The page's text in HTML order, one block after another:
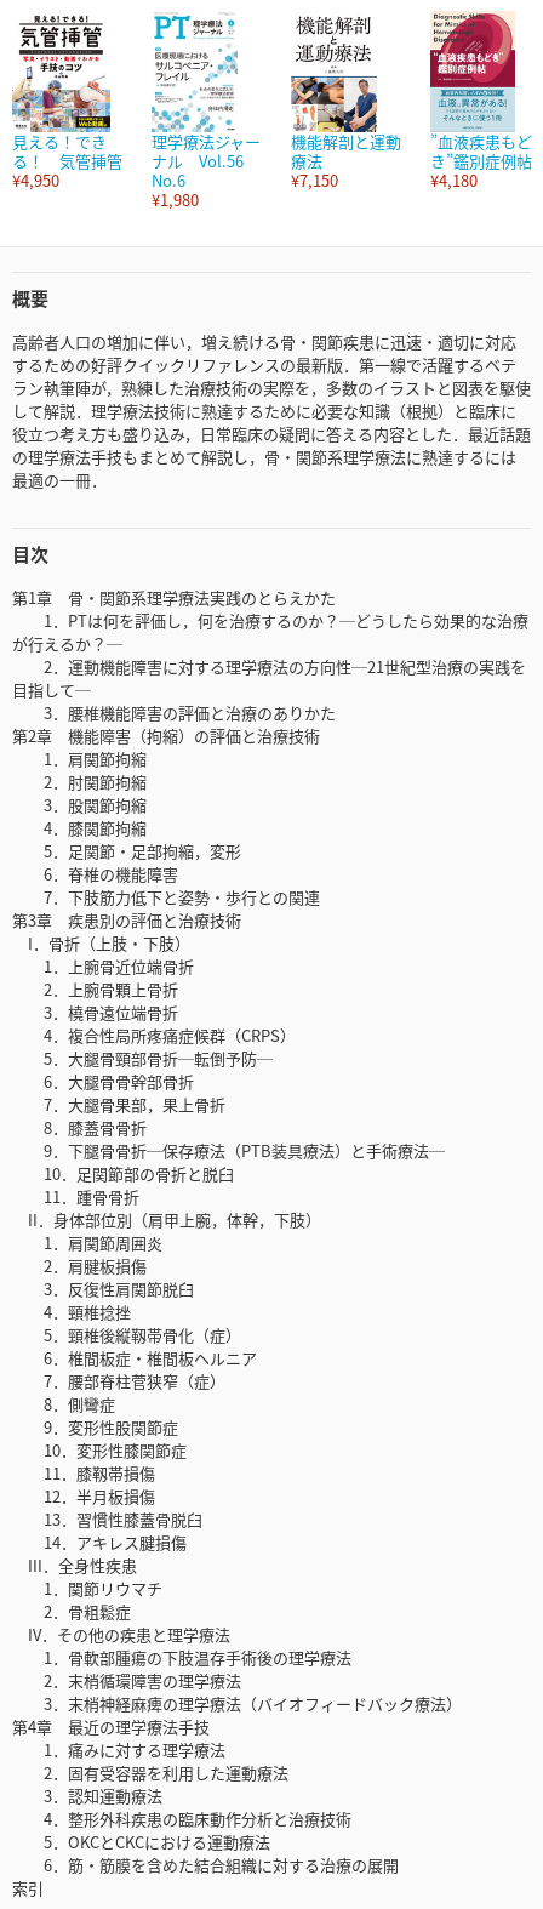
見える！でき
る！ 気管挿管
¥4,950
理学療法ジャー
ナル Vol.56
No.6
¥1,980
機能解剖と運動
療法
¥7,150
”血液疾患もど
き”鑑別症例帖
¥4,180
概要
高齢者人口の増加に伴い，増え続ける骨・関節疾患に迅速・適切に対応
するための好評クイックリファレンスの最新版．第一線で活躍するベテ
ラン執筆陣が，熟練した治療技術の実際を，多数のイラストと図表を駆使
して解説．理学療法技術に熟達するために必要な知識（根拠）と臨床に
役立つ考え方も盛り込み，日常臨床の疑問に答える内容とした．最近話題
の理学療法手技もまとめて解説し，骨・関節系理学療法に熟達するには
最適の一冊．
目次
第1章 骨・関節系理学療法実践のとらえかた
1．PTは何を評価し，何を治療するのか？─どうしたら効果的な治療
が行えるか？─
2．運動機能障害に対する理学療法の方向性─21世紀型治療の実践を
目指して─
3．腰椎機能障害の評価と治療のありかた
第2章 機能障害（拘縮）の評価と治療技術
1．肩関節拘縮
2．肘関節拘縮
3．股関節拘縮
4．膝関節拘縮
5．足関節・足部拘縮，変形
6．脊椎の機能障害
7．下肢筋力低下と姿勢・歩行との関連
第3章 疾患別の評価と治療技術
I．骨折（上肢・下肢）
1．上腕骨近位端骨折
2．上腕骨顆上骨折
3．橈骨遠位端骨折
4．複合性局所疼痛症候群（CRPS）
5．大腿骨頸部骨折─転倒予防─
6．大腿骨骨幹部骨折
7．大腿骨果部，果上骨折
8．膝蓋骨骨折
9．下腿骨骨折─保存療法（PTB装具療法）と手術療法─
10．足関節部の骨折と脱臼
11．踵骨骨折
II．身体部位別（肩甲上腕，体幹，下肢）
1．肩関節周囲炎
2．肩腱板損傷
3．反復性肩関節脱臼
4．頸椎捻挫
5．頸椎後縦靱帯骨化（症）
6．椎間板症・椎間板ヘルニア
7．腰部脊柱菅狭窄（症）
8．側彎症
9．変形性股関節症
10．変形性膝関節症
11．膝靱帯損傷
12．半月板損傷
13．習慣性膝蓋骨脱臼
14．アキレス腱損傷
III．全身性疾患
1．関節リウマチ
2．骨粗鬆症
IV．その他の疾患と理学療法
1．骨軟部腫瘍の下肢温存手術後の理学療法
2．末梢循環障害の理学療法
3．末梢神経麻痺の理学療法（バイオフィードバック療法）
第4章 最近の理学療法手技
1．痛みに対する理学療法
2．固有受容器を利用した運動療法
3．認知運動療法
4．整形外科疾患の臨床動作分析と治療技術
5．OKCとCKCにおける運動療法
6．筋・筋膜を含めた結合組織に対する治療の展開
索引